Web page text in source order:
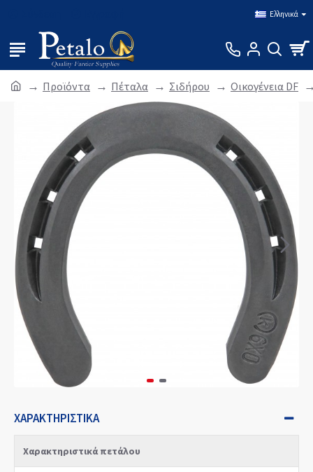
Ελληνικά
Προϊόντα Πέταλα Σιδήρου Οικογένεια DF
ΧΑΡΑΚΤΗΡΙΣΤΙΚΆ
Χαρακτηριστικά πετάλου